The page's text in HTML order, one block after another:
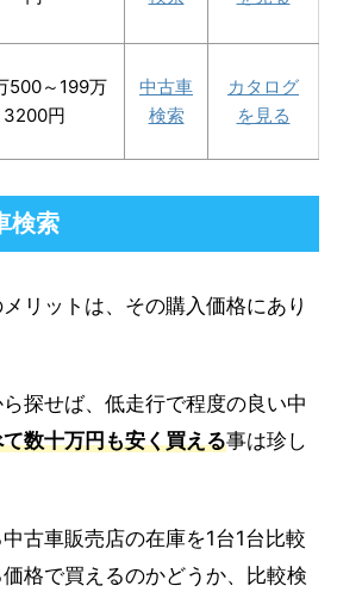
500～199万
3200円
中古車
検索
カタログ
を見る
検索
リットは、その購入価格にあり
探せば、低走行で程度の良い中
数十万円も安く買える事は珍し
古車販売店の在庫を1台1台比較
格で買えるのかどうか、比較検